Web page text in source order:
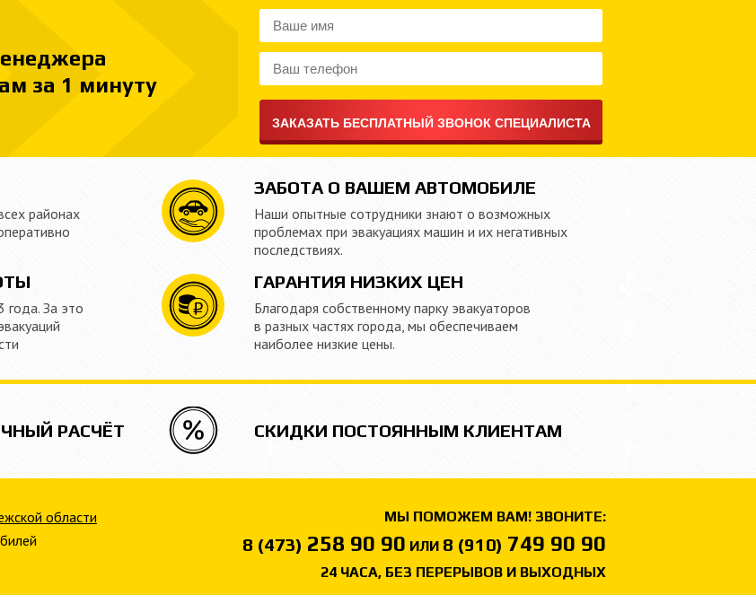
за 1 минуту
районах
За это
ЗАБОТА О ВАШЕМ АВТОМОБИЛЕ
Наши опытные сотрудники знают о возможных
проблемах при эвакуациях машин и их негативных
последствиях.
ГАРАНТИЯ НИЗКИХ ЦЕН
Благодаря собственному парку эвакуаторов
в разных частях города, мы обеспечиваем
наиболее низкие цены.
РАСЧЁТ СКИДКИ ПОСТОЯННЫМ КЛИЕНТАМ
области
МЫ ПОМОЖЕМ ВАМ! ЗВОНИТЕ:
8 (473) 258 90 90 ИЛИ 8 (910) 749 90 90
24 ЧАСА, БЕЗ ПЕРЕРЫВОВ И ВЫХОДНЫХ